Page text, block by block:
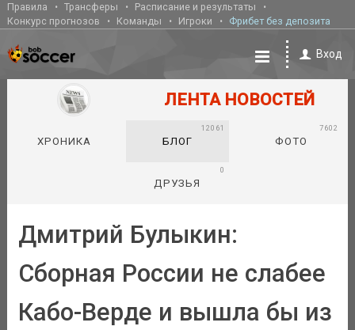
Правила Трансферы
Расписание и результаты
Конкурс прогнозов
Команды Игроки Фрибет без депозита
Вход
ЛЕНТА НОВОСТЕЙ
ХРОНИКА БЛОГ
12061
ФОТО
7602
ДРУЗЬЯ
0
Дмитрий Булыкин:
Сборная России не слабее
Кабо-Верде и вышла бы из